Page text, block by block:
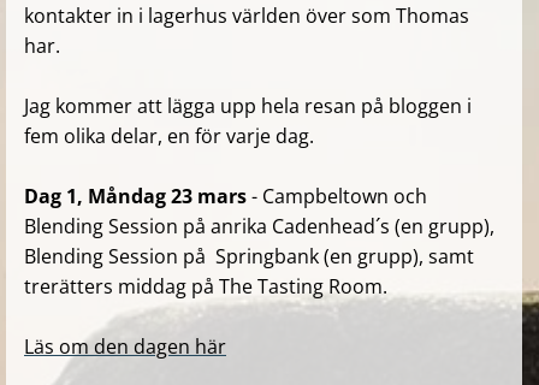
kontakter in i lagerhus världen över som Thomas
har.
Jag kommer att lägga upp hela resan på bloggen i
fem olika delar, en för varje dag.
Dag 1, Måndag 23 mars- Campbeltown och
Blending Session på anrika Cadenhead´s (en grupp),
Blending Session på Springbank(en grupp), samt
trerätters middag på The Tasting Room.
Läs om den dagen här